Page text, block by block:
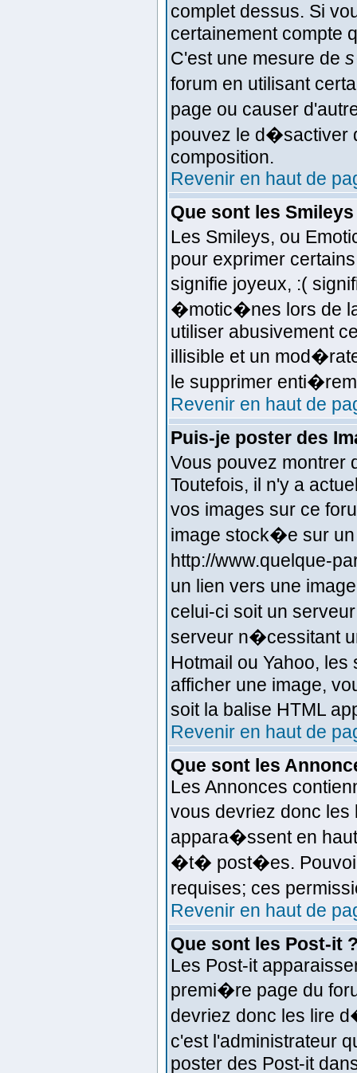
complet dessus. Si
certainement compte
C'est une mesure de
forum en utilisant
page ou causer
pouvez le d�sactiver
composition.
Revenir en haut de
Que sont les
Les Smileys, ou
pour exprimer
signifie joyeux, :(
�motic�nes lors de
utiliser abusivement
illisible et un
le supprimer
Revenir en haut de
Puis-je poster des
Vous pouvez
Toutefois, il n'y a
vos images sur ce
image stock�e sur
http://www.quelque-
un lien vers une
celui-ci soit un
serveur n�cessitant
Hotmail ou Yahoo,
afficher une image,
soit la balise HTML
Revenir en haut de
Que sont les
Les Annonces
vous devriez donc
appara�ssent en
�t� post�es.
requises; ces
Revenir en haut de
Que sont les Post-it
Les Post-it
premi�re page du
devriez donc les lire
c'est l'administrateur
poster des Post-it